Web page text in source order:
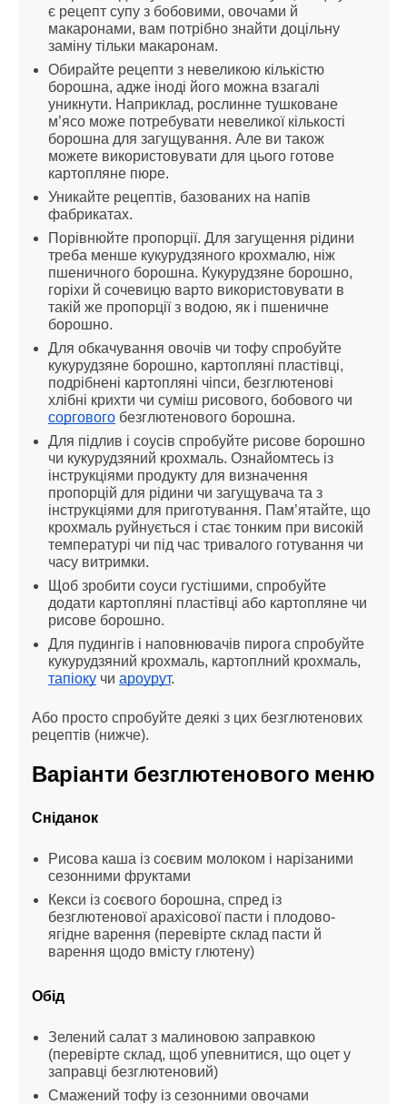
є рецепт супу з бобовими, овочами й
макаронами, вам потрібно знайти доцільну
заміну тільки макаронам.
Обирайте рецепти з невеликою кількістю
борошна, адже іноді його можна взагалі
уникнути. Наприклад, рослинне тушковане
м’ясо може потребувати невеликої кількості
борошна для загущування. Але ви також
можете використовувати для цього готове
картопляне пюре.
Уникайте рецептів, базованих на напів
фабрикатах.
Порівнюйте пропорції. Для загущення рідини
треба менше кукурудзяного крохмалю, ніж
пшеничного борошна. Кукурудзяне борошно,
горіхи й сочевицю варто використовувати в
такій же пропорції з водою, як і пшеничне
борошно.
Для обкачування овочів чи тофу спробуйте
кукурудзяне борошно, картопляні пластівці,
подрібнені картопляні чіпси, безглютенові
соргового безглютенового борошна.
Для підлив і соусів спробуйте рисове борошно
чи кукурудзяний крохмаль. Ознайомтесь із
інструкціями продукту для визначення
пропорцій для рідини чи загущувача та з
інструкціями для приготування. Пам’ятайте, що
крохмаль руйнується і стає тонким при високій
температурі чи під час тривалого готування чи
часу витримки.
Щоб зробити соуси густішими, спробуйте
додати картопляні пластівці або картопляне чи
рисове борошно.
Для пудингів і наповнювачів пирога спробуйте
тапіоку чи ароурут.
Або просто спробуйте деякі з цих безглютенових
рецептів (нижче).
Варіанти безглютенового меню
Сніданок
Рисова каша із соєвим молоком і нарізаними
сезонними фруктами
Кекси із соєвого борошна, спред із
безглютенової арахісової пасти і плодово-
ягідне варення (перевірте склад пасти й
варення щодо вмісту глютену)
Обід
Зелений салат з малиновою заправкою
(перевірте склад, щоб упевнитися, що оцет у
заправці безглютеновий)
Смажений тофу із сезонними овочами